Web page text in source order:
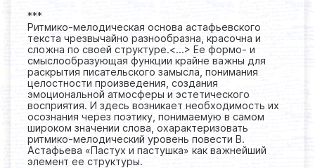
***
Ритмико-мелодическая основа астафьевского
текста чрезвычайно разнообразна, красочна и
сложна по своей структуре.<...> Ее формо- и
смыслообразующая функции крайне важны для
раскрытия писательского замысла, понимания
целостности произведения, создания
эмоциональной атмосферы и эстетического
восприятия. И здесь возникает необходимость их
осознания через поэтику, понимаемую в самом
широком значении слова, охарактеризовать
ритмико-мелодический уровень повести В.
Астафьева «Пастух и пастушка» как важнейший
элемент ее структуры.